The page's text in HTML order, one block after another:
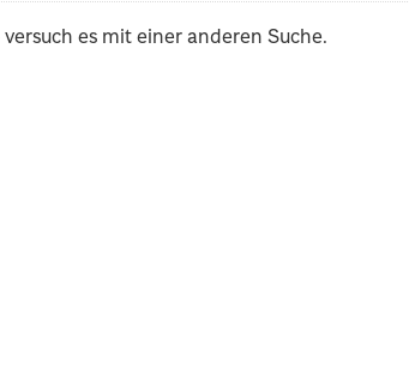
versuch es mit einer anderen Suche.